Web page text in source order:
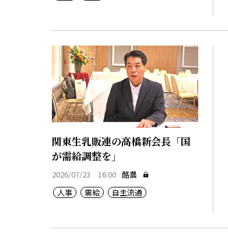
関東生乳販連の高橋新会長「国
が需給調整を」
2026/07/23 16:00 酪農
人事
需給 自主流通